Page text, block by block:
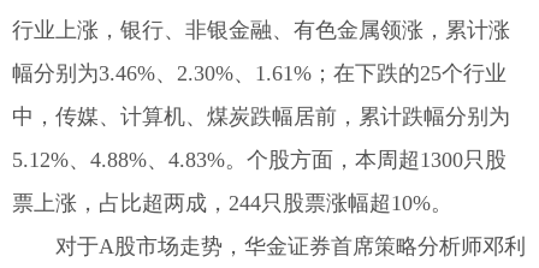
行业上涨，银行、非银金融、有色金属领涨，累计涨
幅分别为3.46%、2.30%、1.61%；在下跌的25个行业
中，传媒、计算机、煤炭跌幅居前，累计跌幅分别为
5.12%、4.88%、4.83%。个股方面，本周超1300只股
票上涨，占比超两成，244只股票涨幅超10%。
对于A股市场走势，华金证券首席策略分析师邓利